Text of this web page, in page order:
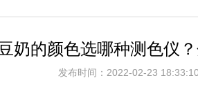
奶的颜色选哪种测色仪
发布时间：2022-02-23